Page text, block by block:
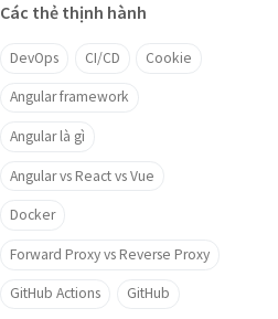
Các thẻ thịnh hành
DevOps CI/CD Cookie
Angular framework
Angular là gì
Angular vs React vs Vue
Docker
Forward Proxy vs Reverse Proxy
GitHub Actions GitHub